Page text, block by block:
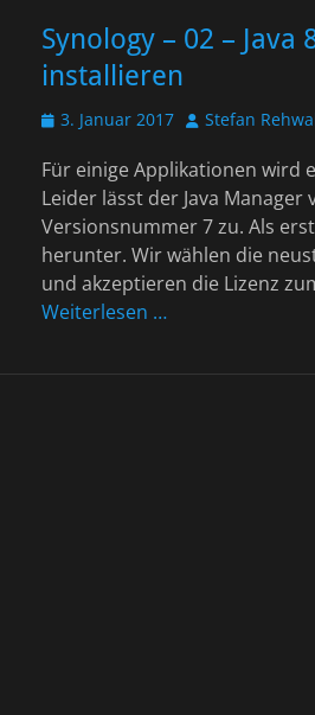
Synology – 02 – Java
installieren
Veröffentlicht
3. Januar 2017 AutorStefan
Für einige Applikationen wird
Leider lässt der Java
Versionsnummer 7 zu. Als
herunter. Wir wählen die
und akzeptieren die Lizenz
Weiterlesen …